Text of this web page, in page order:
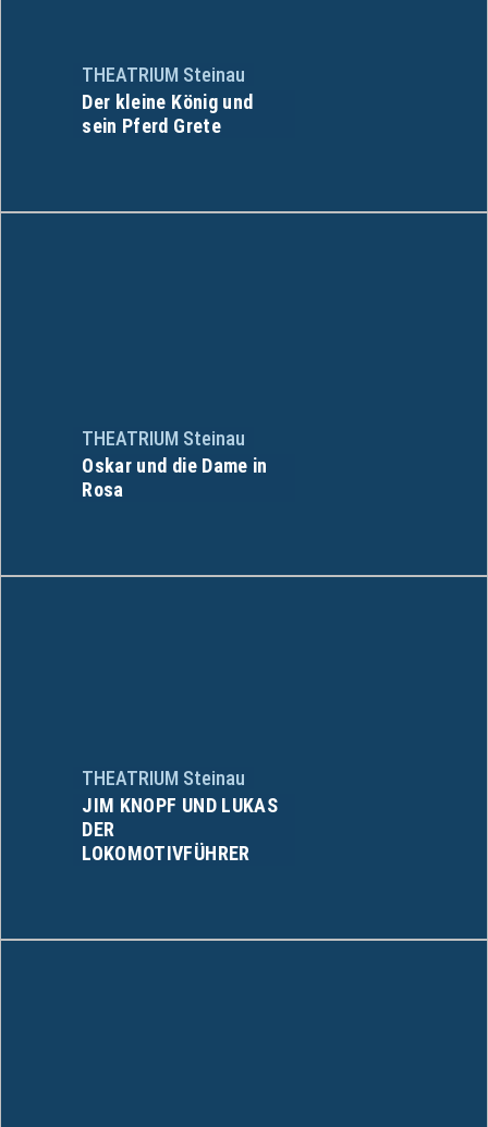
THEATRIUM Steinau
Der kleine König und
sein Pferd Grete
THEATRIUM Steinau
Oskar und die Dame in
Rosa
THEATRIUM Steinau
JIM KNOPF UND LUKAS
DER
LOKOMOTIVFÜHRER